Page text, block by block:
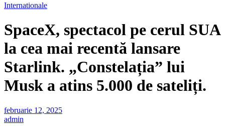
Internationale
SpaceX, spectacol pe cerul SUA
la cea mai recentă lansare
Starlink. „Constelația” lui
Musk a atins 5.000 de sateliți.
februarie 12, 2025
admin